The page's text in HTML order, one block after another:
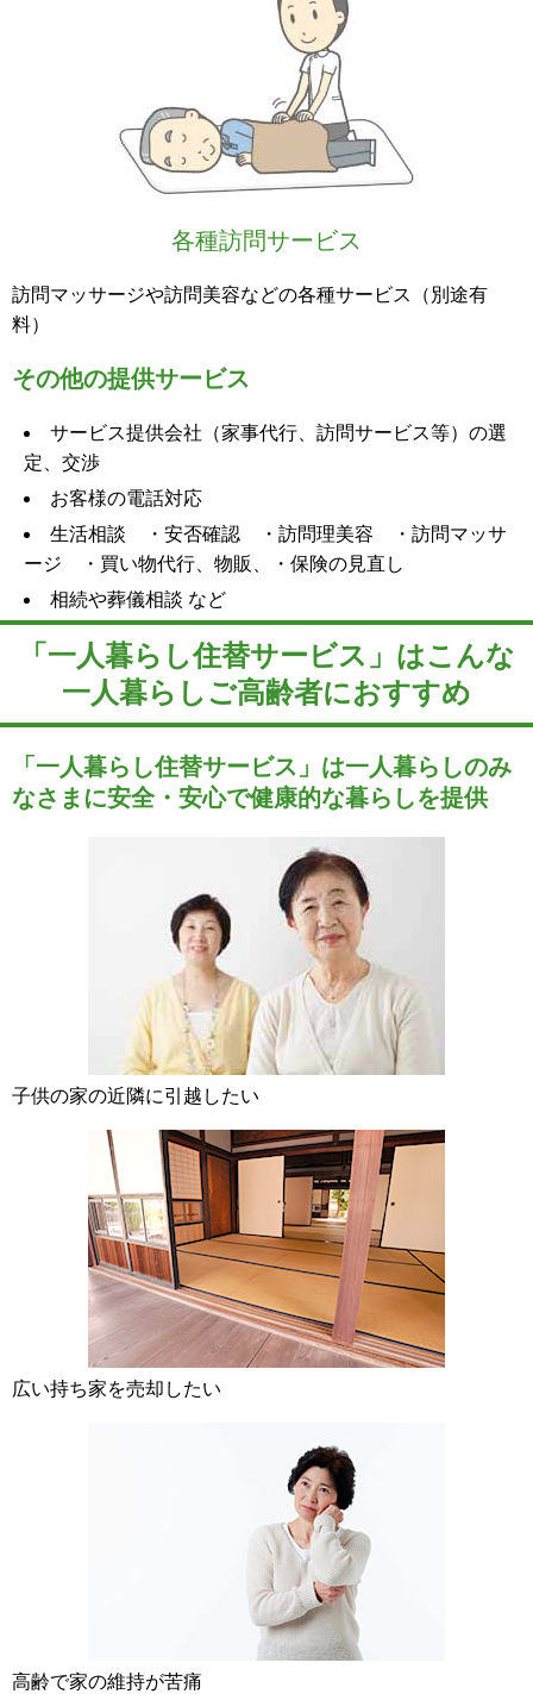
各種訪問サービス
訪問マッサージや訪問美容などの各種サービス（別途有
料）
その他の提供サービス
サービス提供会社（家事代行、訪問サービス等）の選
定、交渉
お客様の電話対応
生活相談 ・安否確認 ・訪問理美容 ・訪問マッサ
ージ ・買い物代行、物販、・保険の見直し
相続や葬儀相談 など
「一人暮らし住替サービス」はこんな
一人暮らしご高齢者におすすめ
「一人暮らし住替サービス」は一人暮らしのみ
なさまに安全・安心で健康的な暮らしを提供
子供の家の近隣に引越したい
広い持ち家を売却したい
高齢で家の維持が苦痛